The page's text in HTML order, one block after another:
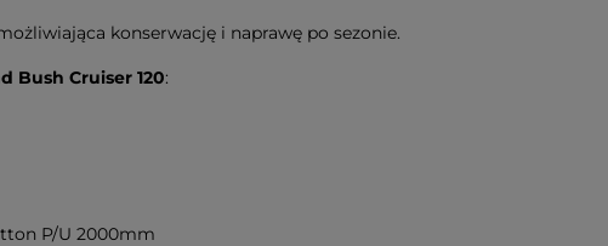
konserwację i naprawę po sezonie.
Bush Cruiser 120:
P/U 2000mm